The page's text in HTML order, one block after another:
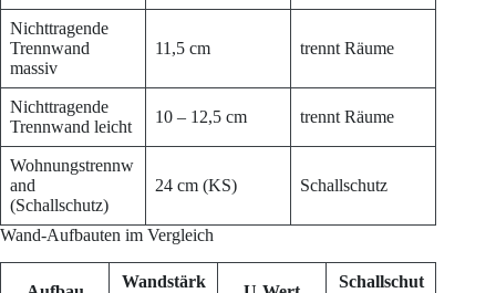
Nichttragende
Trennwand
massiv
11,5 cm trennt Räume
Nichttragende
Trennwand leicht
10 – 12,5 cm trennt Räume
Wohnungstrennw
and
(Schallschutz)
24 cm (KS) Schallschutz
Wand-Aufbauten im Vergleich
Wandstärk
Schallschut